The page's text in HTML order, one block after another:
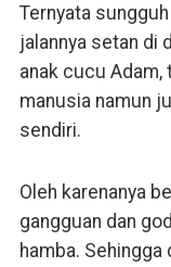
Ternyata
jalannya setan di
anak cucu Adam,
manusia namun
sendiri.
Oleh karenanya
gangguan dan
hamba.